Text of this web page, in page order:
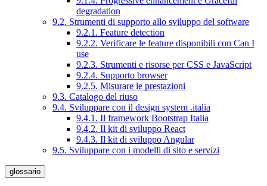
degradation
9.2. Strumenti di supporto allo sviluppo del software
9.2.1. Feature detection
9.2.2. Verificare le feature disponibili con Can I
use
9.2.3. Strumenti e risorse per CSS e JavaScript
9.2.4. Supporto browser
9.2.5. Misurare le prestazioni
9.3. Catalogo del riuso
9.4. Sviluppare con il design system .italia
9.4.1. Il framework Bootstrap Italia
9.4.2. Il kit di sviluppo React
9.4.3. Il kit di sviluppo Angular
9.5. Sviluppare con i modelli di sito e servizi
glossario